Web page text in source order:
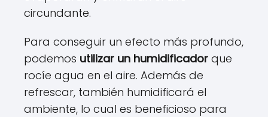
circundante.
Para conseguir un efecto más profundo,
podemos utilizar un humidificador que
rocíe agua en el aire. Además de
refrescar, también humidificará el
ambiente, lo cual es beneficioso para